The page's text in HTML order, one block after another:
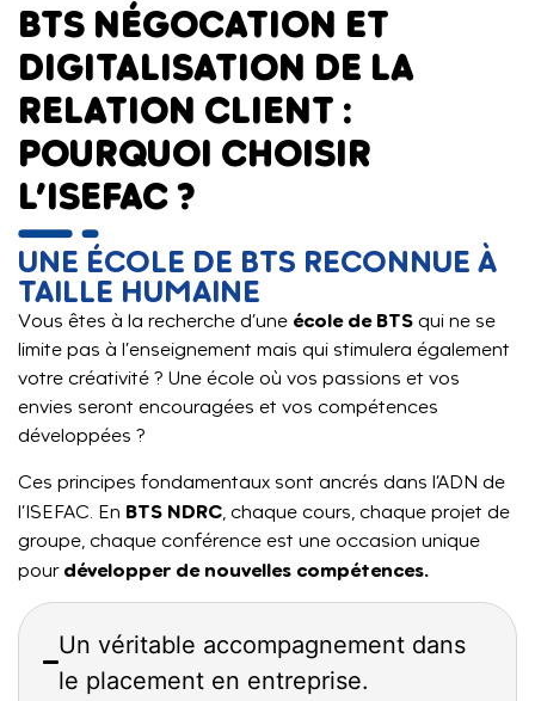
BTS NÉGOCATION ET
DIGITALISATION DE LA
RELATION CLIENT :
POURQUOI CHOISIR
L’ISEFAC ?
UNE ÉCOLE DE BTS RECONNUE À
TAILLE HUMAINE
Vous êtes à la recherche d’une école de BTS qui ne se
limite pas à l’enseignement mais qui stimulera également
votre créativité ? Une école où vos passions et vos
envies seront encouragées et vos compétences
développées ?
Ces principes fondamentaux sont ancrés dans l’ADN de
l’ISEFAC. En BTS NDRC , chaque cours, chaque projet de
groupe, chaque conférence est une occasion unique
pour développer de nouvelles compétences.
Un véritable accompagnement dans
le placement en entreprise.